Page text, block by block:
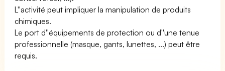
L''activité peut impliquer la manipulation de produits
chimiques.
Le port d''équipements de protection ou d''une tenue
professionnelle (masque, gants, lunettes, ...) peut être
requis.